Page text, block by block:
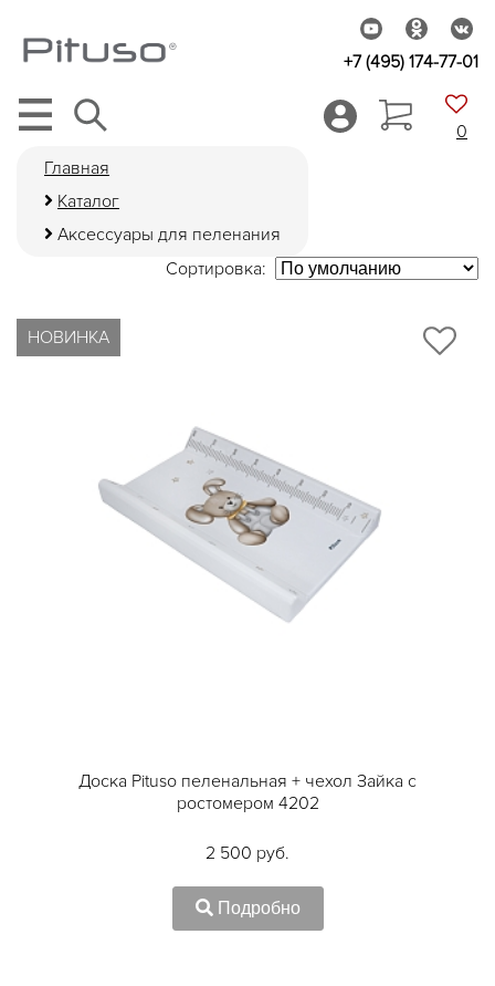
+7 (495) 174-77-01
0
Главная
Каталог
Аксессуары для пеленания
Сортировка:
НОВИНКА
Доска Pituso пеленальная + чехол Зайка с
ростомером 4202
2 500 руб.
Подробно